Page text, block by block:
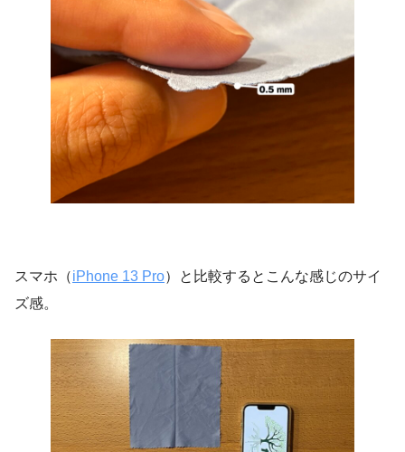
スマホ（iPhone 13 Pro）と比較するとこんな感じのサイ
ズ感。